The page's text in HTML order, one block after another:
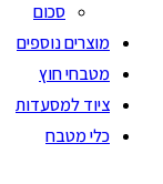
סכום
מוצרים נוספים
מטבחי חוץ
ציוד למסעדות
כלי מטבח